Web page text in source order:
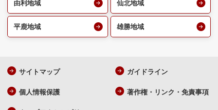
由利地域 仙北地域
平鹿地域 雄勝地域
サイトマップ ガイドライン
個人情報保護 著作権・リンク・免責事項